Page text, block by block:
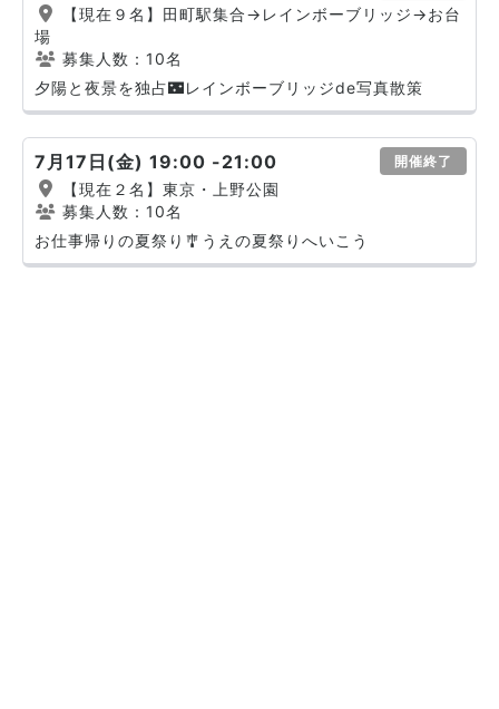
【現在９名】田町駅集合→レインボーブリッジ→お台
場
募集人数：10名
夕陽と夜景を独占🌃レインボーブリッジde写真散策
7月17日(金) 19:00 -21:00 開催終了
【現在２名】東京・上野公園
募集人数：10名
お仕事帰りの夏祭り🎐うえの夏祭りへいこう